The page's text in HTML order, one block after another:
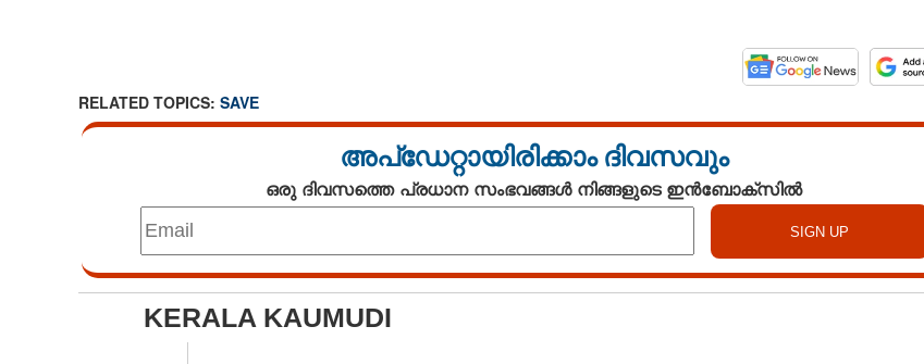
RELATED TOPICS: SAVE
അപ്ഡേറ്റായിരിക്കാം ദിവസവും
ഒരു ദിവസത്തെ പ്രധാന സംഭവങ്ങൾ നിങ്ങളുടെ ഇൻബോക്സിൽ
KERALA KAUMUDI